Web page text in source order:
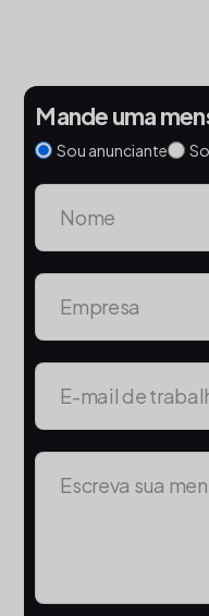
Mande uma
Sou anunciante